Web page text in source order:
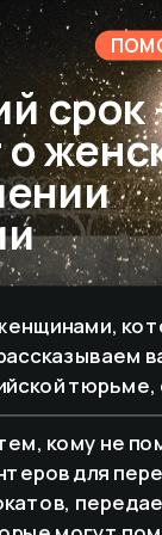
срок
кому не
для